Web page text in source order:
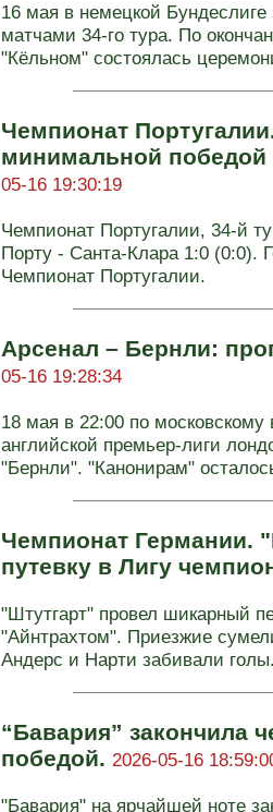
16 мая в немецкой
матчами 34-го тура. По
"Кёльном" состоялась
Чемпионат
минимальной
05-16 19:30:19
Чемпионат Португалии, 34-й
Порту - Санта-Клара 1:0 (0:0).
Чемпионат Португалии.
Арсенал – Бернли:
05-16 19:28:34
18 мая в 22:00 по московскому
английской премьер-лиги
"Бернли". "Канонирам"
Чемпионат Германии.
путевку в Лигу
"Штутгарт" провел шикарный
"Айнтрахтом". Приезжие
Андерс и Нарти забивали
“Бавария” закончила
победой. 2026-05-16
"Бавария" на ярчайшей ноте